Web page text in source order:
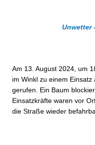
Unwetter
Am 13. August 2024, um
im Winkl zu einem
gerufen. Ein Baum
Einsatzkräfte waren vor
die Straße wieder